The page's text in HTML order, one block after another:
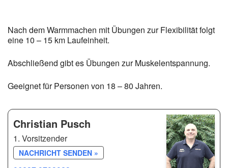
Nach dem Warmmachen mit Übungen zur Flexibilität folgt
eine 10 – 15 km Laufeinheit.
Abschließend gibt es Übungen zur Muskelentspannung.
Geeignet für Personen von 18 – 80 Jahren.
Christian Pusch
1. Vorsitzender
NACHRICHT SENDEN »